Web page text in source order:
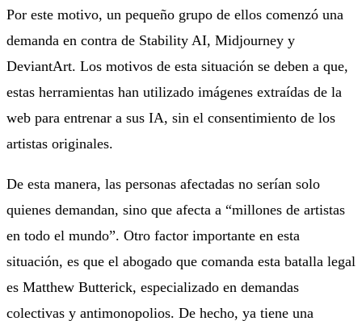
Por este motivo, un pequeño grupo de ellos comenzó una
demanda en contra de Stability AI, Midjourney y
DeviantArt. Los motivos de esta situación se deben a que,
estas herramientas han utilizado imágenes extraídas de la
web para entrenar a sus IA, sin el consentimiento de los
artistas originales.
De esta manera, las personas afectadas no serían solo
quienes demandan, sino que afecta a “millones de artistas
en todo el mundo”. Otro factor importante en esta
situación, es que el abogado que comanda esta batalla legal
es Matthew Butterick, especializado en demandas
colectivas y antimonopolios. De hecho, ya tiene una